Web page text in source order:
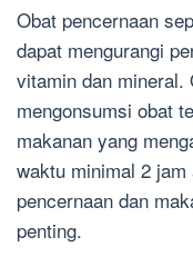
Obat pencernaan
dapat mengurangi
vitamin dan mineral.
mengonsumsi obat
makanan yang
waktu minimal 2
pencernaan dan
penting.